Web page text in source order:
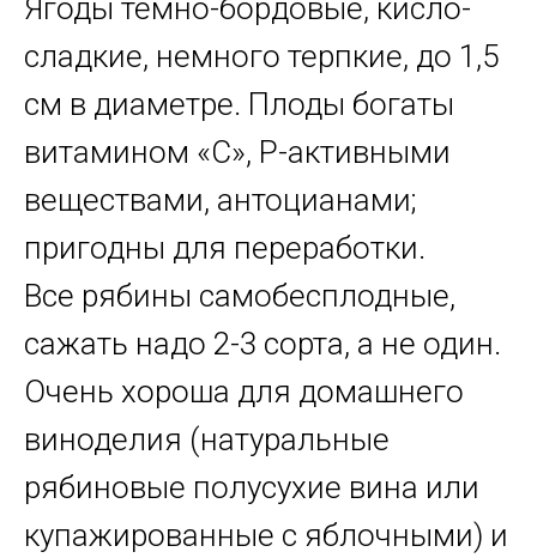
Ягоды тёмно-бордовые, кисло-
сладкие, немного терпкие, до 1,5
см в диаметре. Плоды богаты
витамином «С», Р-активными
веществами, антоцианами;
пригодны для переработки.
Все рябины самобесплодные,
сажать надо 2-3 сорта, а не один.
Очень хороша для домашнего
виноделия (натуральные
рябиновые полусухие вина или
купажированные с яблочными) и